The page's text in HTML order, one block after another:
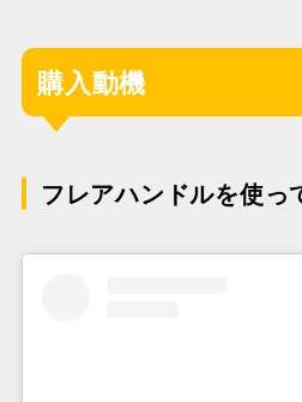
購入動機
フレアハンドルを使っ